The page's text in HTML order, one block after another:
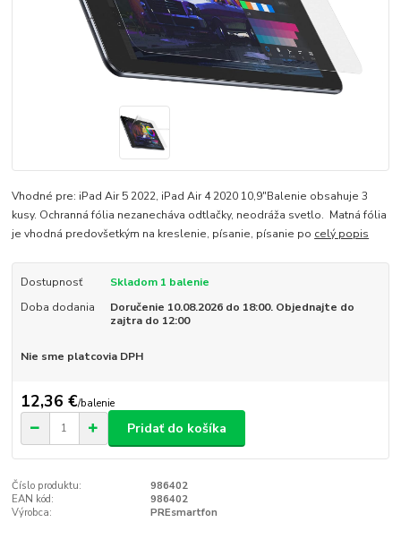
Vhodné pre: iPad Air 5 2022, iPad Air 4 2020 10,9"Balenie obsahuje 3
kusy. Ochranná fólia nezanecháva odtlačky, neodráža svetlo. Matná fólia
je vhodná predovšetkým na kreslenie, písanie, písanie po celý popis
Dostupnosť
Skladom 1 balenie
Doba dodania
Doručenie 10.08.2026 do 18:00. Objednajte do
zajtra do 12:00
Nie sme platcovia DPH
12,36 €/balenie
Pridať do košíka
Číslo produktu:
986402
EAN kód:
986402
Výrobca:
PREsmartfon